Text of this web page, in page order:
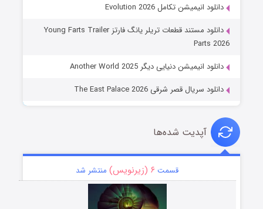
دانلود انیمیشن تکامل Evolution 2026
دانلود مستند قطعات تریلر یانگ فارتز Young Farts Trailer
Parts 2026
دانلود انیمیشن دنیایی دیگر Another World 2025
دانلود سریال قصر شرقی The East Palace 2026
آپدیت شده‌ها
قسمت ۶ (زیرنویس) منتشر شد